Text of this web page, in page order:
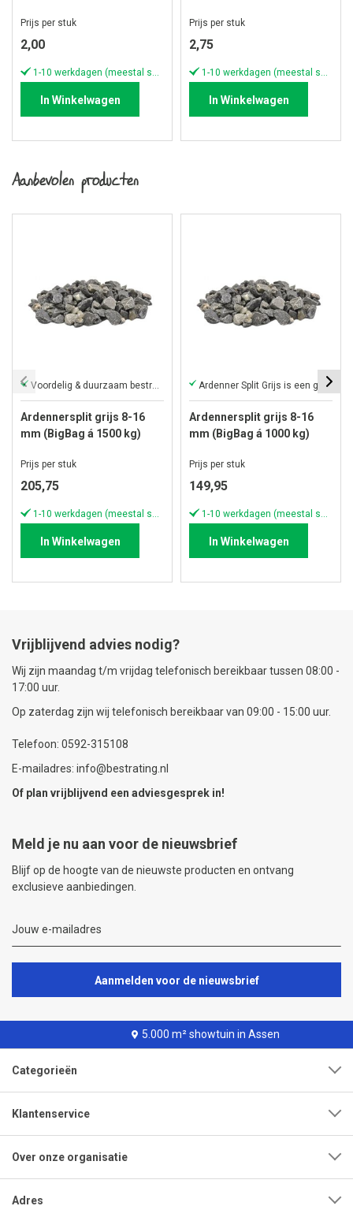
Prijs per stuk
2,00
In Winkelwagen
Prijs per stuk
2,75
In Winkelwagen
Aanbevolen producten
Voordelig & duurzaam bestratingsmateriaal
Ardennersplit grijs 8-16
mm (BigBag á 1500 kg)
Prijs per stuk
205,75
In Winkelwagen
Ardenner Split Grijs is een grijze kalksteensplit
Ardennersplit grijs 8-16
mm (BigBag á 1000 kg)
Prijs per stuk
149,95
In Winkelwagen
Vrijblijvend advies nodig?
Wij zijn maandag t/m vrijdag telefonisch bereikbaar tussen 08:00 -
17:00 uur.
Op zaterdag zijn wij telefonisch bereikbaar van 09:00 - 15:00 uur.
Telefoon: 0592-315108
E-mailadres: info@bestrating.nl
Of plan vrijblijvend een adviesgesprek in!
Meld je nu aan voor de nieuwsbrief
Blijf op de hoogte van de nieuwste producten en ontvang
exclusieve aanbiedingen.
Aanmelden voor de nieuwsbrief
5.000 m² showtuin in Assen
Categorieën
Klantenservice
Over onze organisatie
Adres